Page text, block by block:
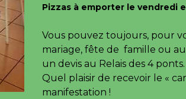
Pizzas à emporter le vendredi
Vous pouvez toujours, pour
mariage, fête de famille ou
un devis au Relais des 4 ponts.
Quel plaisir de recevoir le «
manifestation !